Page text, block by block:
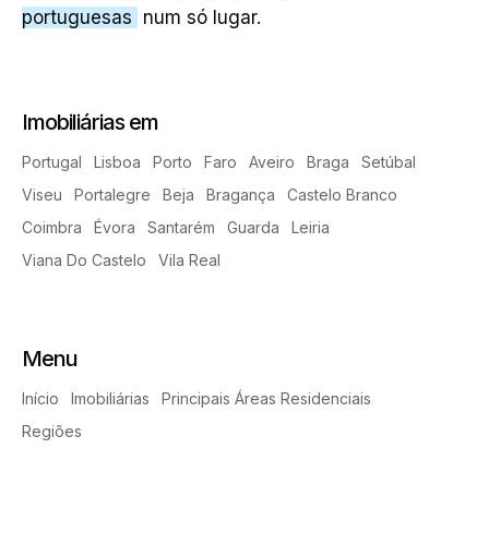
portuguesas num só lugar.
Imobiliárias em
Portugal Lisboa Porto Faro Aveiro Braga
Setúbal
Viseu
Portalegre Beja Bragança
Castelo Branco
Coimbra
Évora Santarém Guarda
Leiria
Viana Do Castelo
Vila Real
Menu
Início Imobiliárias
Principais Áreas Residenciais
Regiões